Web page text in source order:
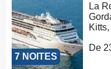
7 NOITES
La
De